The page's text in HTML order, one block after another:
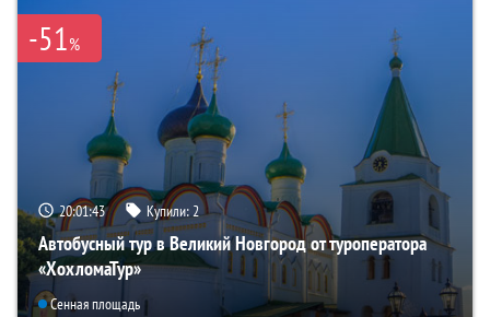
-51%
20:01:42 Купили:2
Автобусный тур в Великий Новгород от туроператора
«ХохломаТур»
Сенная площадь